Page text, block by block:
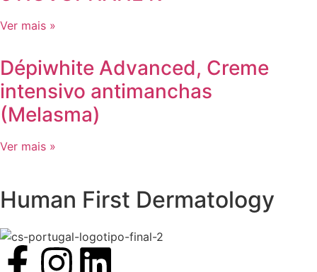
Ver mais »
Dépiwhite Advanced, Creme
intensivo antimanchas
(Melasma)
Ver mais »
Human First Dermatology